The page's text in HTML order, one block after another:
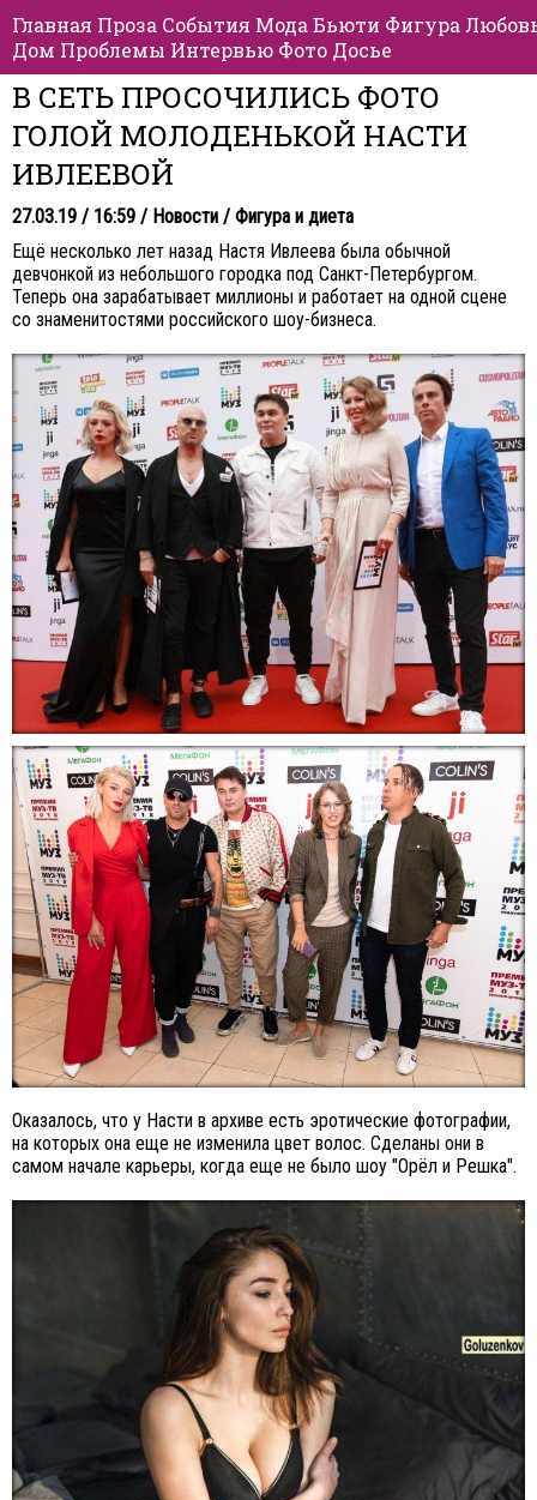
Главная Проза События Мода Бьюти Фигура
Дом Проблемы Интервью Фото Досье
В СЕТЬ ПРОСОЧИЛИСЬ ФОТО
ГОЛОЙ МОЛОДЕНЬКОЙ НАСТИ
ИВЛЕЕВОЙ
27.03.19 / 16:59 / Новости / Фигура и диета
Ещё несколько лет назад Настя Ивлеева была обычной
девчонкой из небольшого городка под Санкт-Петербургом.
Теперь она зарабатывает миллионы и работает на одной сцене
со знаменитостями российского шоу-бизнеса.
Оказалось, что у Насти в архиве есть эротические фотографии,
на которых она еще не изменила цвет волос. Сделаны они в
самом начале карьеры, когда еще не было шоу "Орёл и Решка".